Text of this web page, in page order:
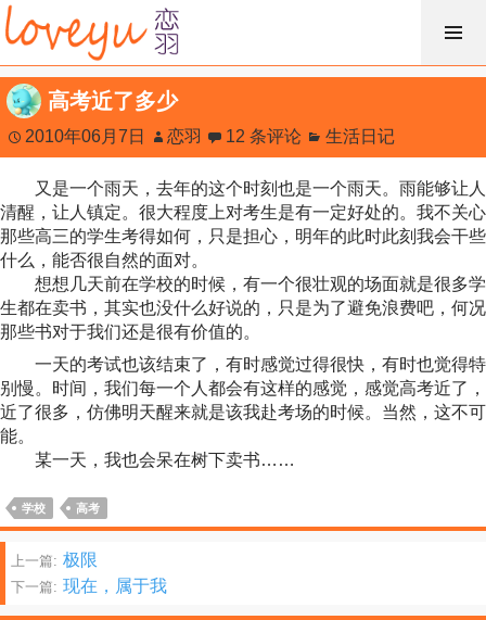
跳
过
内
容
高考近了多少
2010年06月7日 恋羽 12 条评论 生活日记
又是一个雨天，去年的这个时刻也是一个雨天。雨能够让人
清醒，让人镇定。很大程度上对考生是有一定好处的。我不关心
那些高三的学生考得如何，只是担心，明年的此时此刻我会干些
什么，能否很自然的面对。
想想几天前在学校的时候，有一个很壮观的场面就是很多学
生都在卖书，其实也没什么好说的，只是为了避免浪费吧，何况
那些书对于我们还是很有价值的。
一天的考试也该结束了，有时感觉过得很快，有时也觉得特
别慢。时间，我们每一个人都会有这样的感觉，感觉高考近了，
近了很多，仿佛明天醒来就是该我赴考场的时候。当然，这不可
能。
某一天，我也会呆在树下卖书……
学校 高考
文
章
上一篇: 极限
下一篇: 现在，属于我